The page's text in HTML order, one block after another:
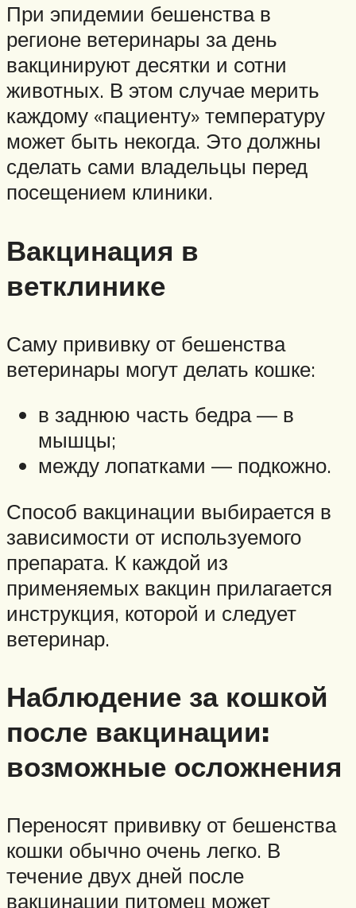
При эпидемии бешенства в
регионе ветеринары за день
вакцинируют десятки и сотни
животных. В этом случае мерить
каждому «пациенту» температуру
может быть некогда. Это должны
сделать сами владельцы перед
посещением клиники.
Вакцинация в
ветклинике
Саму прививку от бешенства
ветеринары могут делать кошке:
в заднюю часть бедра — в
мышцы;
между лопатками — подкожно.
Способ вакцинации выбирается в
зависимости от используемого
препарата. К каждой из
применяемых вакцин прилагается
инструкция, которой и следует
ветеринар.
Наблюдение за кошкой
после вакцинации:
возможные осложнения
Переносят прививку от бешенства
кошки обычно очень легко. В
течение двух дней после
вакцинации питомец может